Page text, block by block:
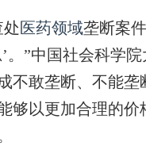
医药领域垄断案
。”中国社会科学
不敢垄断、不能
够以更加合理的